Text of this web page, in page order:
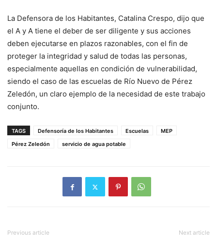
La Defensora de los Habitantes, Catalina Crespo, dijo que
el A y A tiene el deber de ser diligente y sus acciones
deben ejecutarse en plazos razonables, con el fin de
proteger la integridad y salud de todas las personas,
especialmente aquellas en condición de vulnerabilidad,
siendo el caso de las escuelas de Río Nuevo de Pérez
Zeledón, un claro ejemplo de la necesidad de este trabajo
conjunto.
TAGS Defensoría de los Habitantes Escuelas
MEP
Pérez Zeledón
servicio de agua potable
Previous article Next article